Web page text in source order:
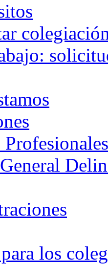
los